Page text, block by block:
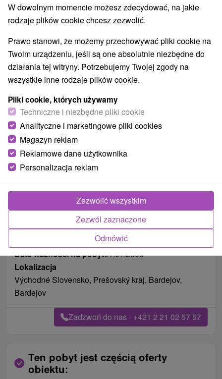
+5
pełne wyżywienie
Data ważności na pobyt01.01.2000
Lokalizacja
Východné Slovensko, Prešovský kraj, Bardejov,
Bardejov
Zadzwoń do nas - +421 2 21 02 57 57
Ten pobyt jest częścią oferty
obiektu:
W dowolnym momencie możesz zdecydować, na jakie
rodzaje plików cookie chcesz zezwolić.
Prawo stanowi, że możemy przechowywać pliki cookie na
Twoim urządzeniu, jeśli są one absolutnie niezbędne do
działania tej witryny. Potrzebujemy Twojej zgody na
wszystkie inne rodzaje plików cookie.
Pliki cookie, których używamy
Techniczne i niezbędne pliki cookie
Analityczne i marketingowe pliki cookies
Magazyn reklam
Reklamowe dane użytkownika
Personalizacja reklam
Odmówić
Zezwól zaznaczone
Zezwolić wszystkim